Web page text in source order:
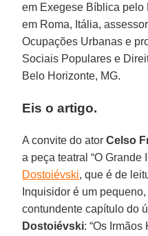
em Exegese Bíblica pelo
em Roma, Itália,
Ocupações Urbanas e
Sociais Populares e
Belo Horizonte, MG.
Eis o artigo.
A convite do atorCelso
a peça teatral “O Grande
Dostoiévski, que é de
Inquisidor é um
contundente capítulo do
Dostoiévski: “Os